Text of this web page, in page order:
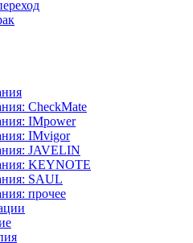
CheckMate
IMpower
IMvigor
JAVELIN
KEYNOTE
SAUL
прочее